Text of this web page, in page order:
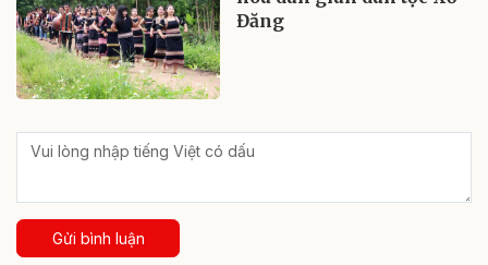
Đăng
Gửi bình luận